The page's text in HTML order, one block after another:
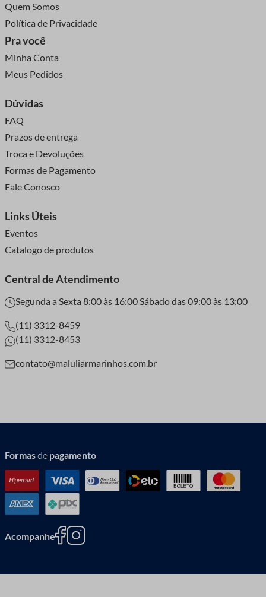
Quem Somos
Política de Privacidade
Pra você
Minha Conta
Meus Pedidos
Dúvidas
FAQ
Prazos de entrega
Troca e Devoluções
Formas de Pagamento
Fale Conosco
Links Úteis
Eventos
Catalogo de produtos
Central de Atendimento
Segunda a Sexta 8:00 às 16:00 Sábado das 09:00 às 13:00
(11) 3312-8459
(11) 3312-8453
contato@maluliarmarinhos.com.br
Formasde pagamento
Acompanhe